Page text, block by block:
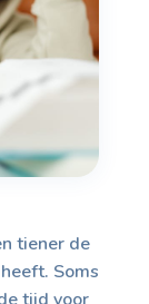
tiener de
Soms